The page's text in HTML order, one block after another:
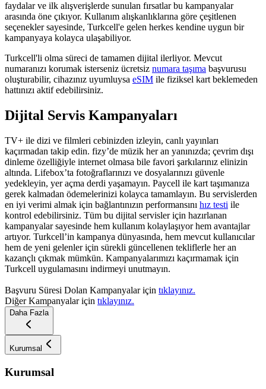
faydalar ve ilk alışverişlerde sunulan fırsatlar bu kampanyalar
arasında öne çıkıyor. Kullanım alışkanlıklarına göre çeşitlenen
seçenekler sayesinde, Turkcell'e gelen herkes kendine uygun bir
kampanyaya kolayca ulaşabiliyor.
Turkcell'li olma süreci de tamamen dijital ilerliyor. Mevcut
numaranızı korumak isterseniz ücretsiz numara taşıma başvurusu
oluşturabilir, cihazınız uyumluysa eSIM ile fiziksel kart beklemeden
hattınızı aktif edebilirsiniz.
Dijital Servis Kampanyaları
TV+ ile dizi ve filmleri cebinizden izleyin, canlı yayınları
kaçırmadan takip edin. fizy’de müzik her an yanınızda; çevrim dışı
dinleme özelliğiyle internet olmasa bile favori şarkılarınız elinizin
altında. Lifebox’ta fotoğraflarınızı ve dosyalarınızı güvenle
yedekleyin, yer açma derdi yaşamayın. Paycell ile kart taşımanıza
gerek kalmadan ödemelerinizi kolayca tamamlayın. Bu servislerden
en iyi verimi almak için bağlantınızın performansını hız testi​ ile
kontrol edebilirsiniz. Tüm bu dijital servisler için hazırlanan
kampanyalar sayesinde hem kullanım kolaylaşıyor hem avantajlar
artıyor. Turkcell’in kampanya dünyasında, hem mevcut kullanıcılar
hem de yeni gelenler için sürekli güncellenen tekliflerle her an
kazançlı çıkmak mümkün. Kampanyalarımızı kaçırmamak için
Turkcell uygulamasını indirmeyi unutmayın.
Başvuru Süresi​ Dolan Kampanyalar için tıklayınız.
Diğer Kampanyalar için tıklayınız.
Daha Fazla
Kurumsal
Kurumsal